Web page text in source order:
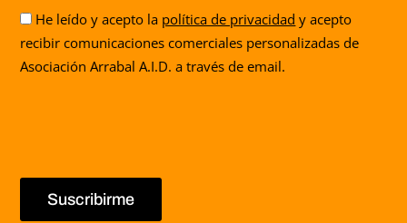
Aceptación
He leído y acepto la política de privacidad y acepto
recibir comunicaciones comerciales personalizadas de
Asociación Arrabal A.I.D. a través de email.
Suscribirme